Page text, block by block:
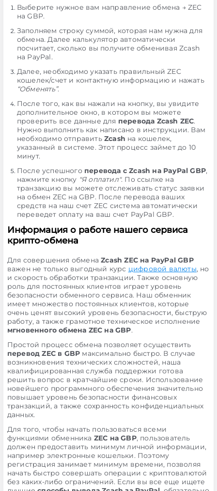
Выберите нужное вам направление обмена → ZEC
на GBP.
Заполняем строку суммой, которая нам нужна для
обмена. Далее калькулятор автоматически
посчитает, сколько вы получите обменивая Zcash
на PayPal.
Далее, необходимо указать правильный ZEC
кошелек/счет и контактную информацию и нажать
“Обменять”.
После того, как вы нажали на кнопку, вы увидите
дополнительное окно, в котором вы можете
проверить все данные для перевода Zcash ZEC.
Нужно выполнить как написано в инструкции. Вам
необходимо отправить Zcash на кошелек,
указанный в системе. Этот процесс займет до 10
минут.
После успешного перевода с Zcash на PayPal GBP,
нажмите кнопку "Я оплатил". По ссылке на
транзакцию вы можете отслеживать статус заявки
на обмен ZEC на GBP. После перевода ваших
средств на наш счет ZEC система автоматически
переведет оплату на ваш счет PayPal GBP.
Информация о работе нашего сервиса
крипто-обмена
Для совершения обменаZcash ZEC на PayPal GBP
важен не только выгодный курс цифровой валюты, но
и скорость обработки транзакции. Также основную
роль для постоянных клиентов играет уровень
безопасности обменного сервиса. Наш обменник
имеет множество постоянных клиентов, которые
очень ценят высокий уровень безопасности, быструю
работу, а также грамотное техническое исполнение
мгновенного обмена ZEC на GBP.
Простой процесс обмена позволяет осуществить
перевод ZEC в GBP максимально быстро. В случае
возникновения технических сложностей, наша
квалифицированная служба поддержки готова
решить вопрос в кратчайшие сроки. Использование
новейшего программного обеспечения значительно
повышает уровень безопасности финансовых
транзакций, а также сохранность конфиденциальных
данных.
Для того, чтобы начать пользоваться всеми
функциями обменника ZEC на GBP, пользователь
должен предоставить минимум личной информации,
например электронные кошельки. Поэтому
регистрация занимает минимум времени, позволяя
начать быстро совершать операции с криптовалютой
без каких-либо ограничений. Если вы все еще ищете